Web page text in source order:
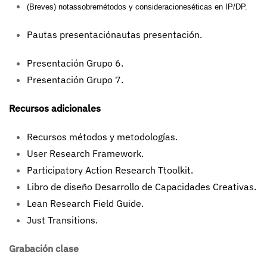
(Breves) notassobremétodos y consideracioneséticas en IP/DP.
Pautas presentaciónautas presentación.
Presentación Grupo 6.
Presentación Grupo 7.
Recursos adicionales
Recursos métodos y metodologías.
User Research Framework.
Participatory Action Research Ttoolkit.
Libro de diseño Desarrollo de Capacidades Creativas.
Lean Research Field Guide.
Just Transitions.
Grabación clase